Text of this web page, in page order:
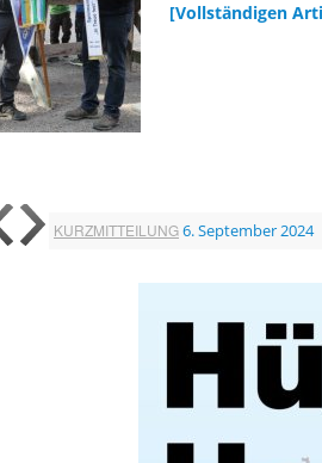
[Vollständigen
KURZMITTEILUNG6. September 2024